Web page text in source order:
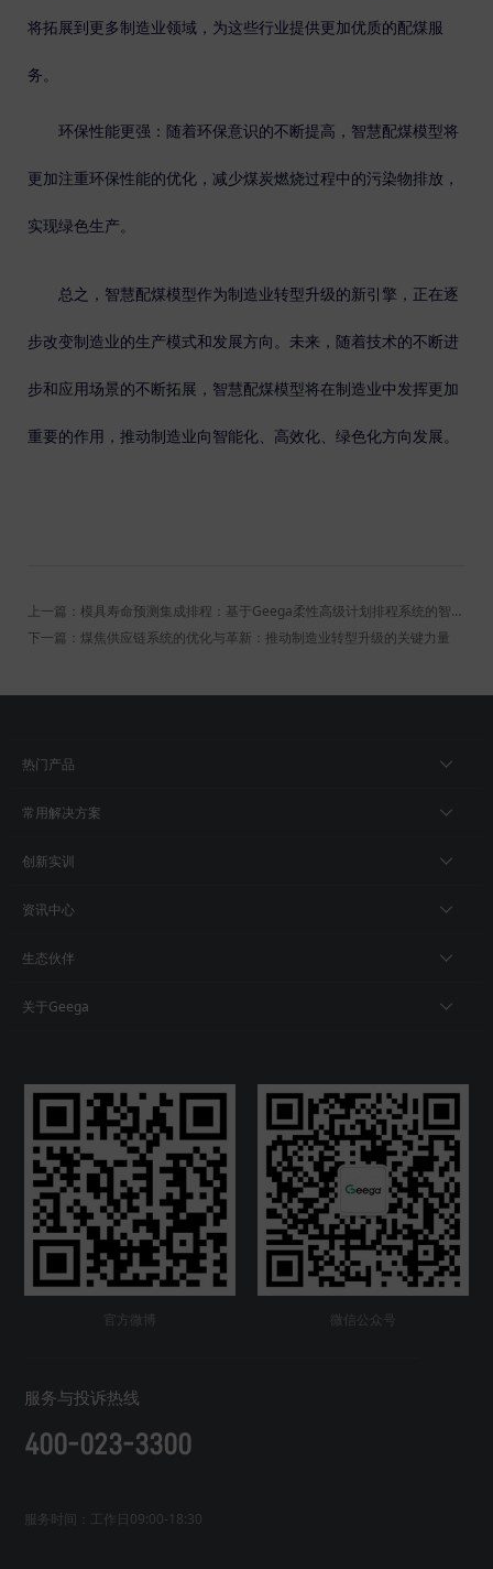
将拓展到更多制造业领域，为这些行业提供更加优质的配煤服
务。
环保性能更强 ：随着环保意识的不断提高，智慧配煤模型将
更加注重环保性能的优化，减少煤炭燃烧过程中的污染物排放，
实现绿色生产。
总之，智慧配煤模型作为制造业转型升级的新引擎，正在逐
步改变制造业的生产模式和发展方向。未来，随着技术的不断进
步和应用场景的不断拓展，智慧配煤模型将在制造业中发挥更加
重要的作用，推动制造业向智能化、高效化、绿色化方向发展。
上一篇：模具寿命预测集成排程：基于Geega柔性高级计划排程系统的智能制造优化研究
下一篇：煤焦供应链系统的优化与革新：推动制造业转型升级的关键力量
热门产品
常用解决方案
创新实训
资讯中心
生态伙伴
关于Geega
官方微博 微信公众号
服务与投诉热线
400-023-3300
服务时间：工作日09:00-18:30